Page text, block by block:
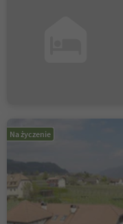
Na życzenie